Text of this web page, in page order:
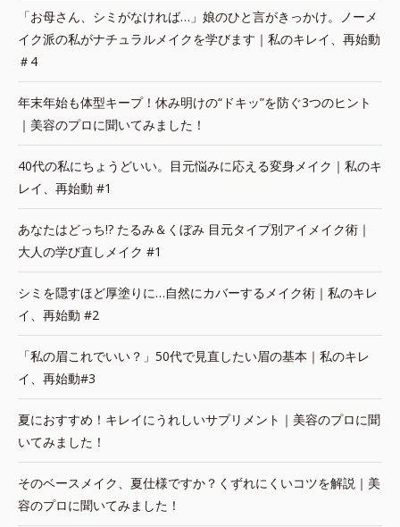
「お母さん、シミがなければ…」娘のひと言がきっかけ。ノーメ
イク派の私がナチュラルメイクを学びます｜私のキレイ、再始動
＃4
年末年始も体型キープ！休み明けの“ドキッ”を防ぐ3つのヒント
｜美容のプロに聞いてみました！
40代の私にちょうどいい。目元悩みに応える変身メイク｜私のキ
レイ、再始動 #1
あなたはどっち!? たるみ＆くぼみ 目元タイプ別アイメイク術｜
大人の学び直しメイク #1
シミを隠すほど厚塗りに…自然にカバーするメイク術｜私のキレ
イ、再始動 #2
「私の眉これでいい？」50代で見直したい眉の基本｜私のキレ
イ、再始動#3
夏におすすめ！キレイにうれしいサプリメント｜美容のプロに聞
いてみました！
そのベースメイク、夏仕様ですか？くずれにくいコツを解説｜美
容のプロに聞いてみました！